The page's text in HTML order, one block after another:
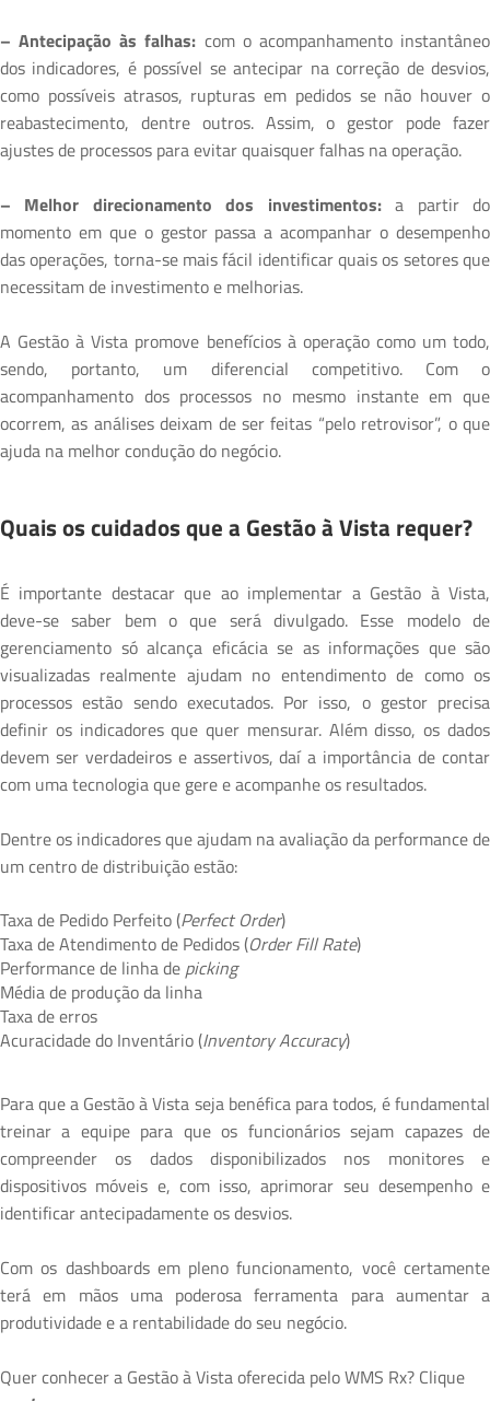
– Antecipação às falhas: com o acompanhamento instantâneo
dos indicadores, é possível se antecipar na correção de desvios,
como possíveis atrasos, rupturas em pedidos se não houver o
reabastecimento, dentre outros. Assim, o gestor pode fazer
ajustes de processos para evitar quaisquer falhas na operação.
– Melhor direcionamento dos investimentos:a partir do
momento em que o gestor passa a acompanhar o desempenho
das operações, torna-se mais fácil identificar quais os setores que
necessitam de investimento e melhorias.
A Gestão à Vista promove benefícios à operação como um todo,
sendo, portanto, um diferencial competitivo. Com o
acompanhamento dos processos no mesmo instante em que
ocorrem, as análises deixam de ser feitas “pelo retrovisor”, o que
ajuda na melhor condução do negócio.
Quais os cuidados que a Gestão à Vista requer?
É importante destacar que ao implementar a Gestão à Vista,
deve-se saber bem o que será divulgado. Esse modelo de
gerenciamento só alcança eficácia se as informações que são
visualizadas realmente ajudam no entendimento de como os
processos estão sendo executados. Por isso, o gestor precisa
definir os indicadores que quer mensurar. Além disso, os dados
devem ser verdadeiros e assertivos, daí a importância de contar
com uma tecnologia que gere e acompanhe os resultados.
Dentre os indicadores que ajudam na avaliação da performance de
um centro de distribuição estão:
Taxa de Pedido Perfeito (Perfect Order)
Taxa de Atendimento de Pedidos (Order Fill Rate)
Performance de linha de picking
Média de produção da linha
Taxa de erros
Acuracidade do Inventário (Inventory Accuracy)
Para que a Gestão à Vista seja benéfica para todos, é fundamental
treinar a equipe para que os funcionários sejam capazes de
compreender os dados disponibilizados nos monitores e
dispositivos móveis e, com isso, aprimorar seu desempenho e
identificar antecipadamente os desvios.
Com os dashboards em pleno funcionamento, você certamente
terá em mãos uma poderosa ferramenta para aumentar a
produtividade e a rentabilidade do seu negócio.
Quer conhecer a Gestão à Vista oferecida pelo WMS Rx? Clique